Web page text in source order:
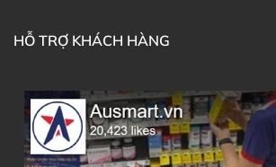
HỖ TRỢ KHÁCH HÀNG